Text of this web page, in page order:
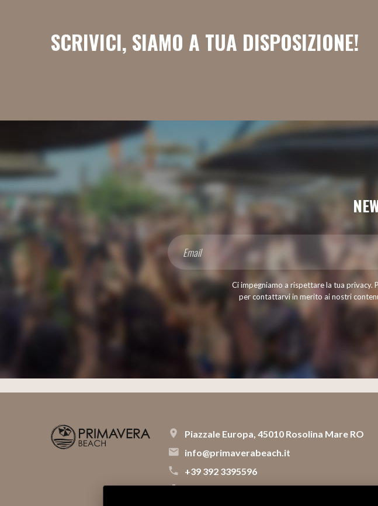
SCRIVICI, SIAMO A TUA DISPOSIZIONE!
Ci impegniamo a rispettare la tua privacy.
per contattarvi in merito ai nostri
Piazzale Europa, 45010 Rosolina Mare RO
info@primaverabeach.it
+39 392 3395596